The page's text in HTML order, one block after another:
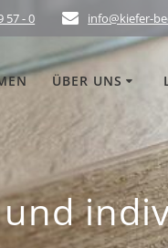
57 - 0 info@kiefer-
ÜBER UNS